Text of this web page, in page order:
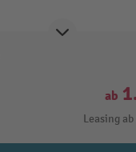
ab
Leasing ab